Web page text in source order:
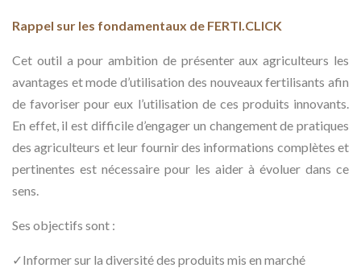
Rappel sur les fondamentaux de FERTI.CLICK
Cet outil a pour ambition de présenter aux agriculteurs les
avantages et mode d’utilisation des nouveaux fertilisants afin
de favoriser pour eux l’utilisation de ces produits innovants.
En effet, il est difficile d’engager un changement de pratiques
des agriculteurs et leur fournir des informations complètes et
pertinentes est nécessaire pour les aider à évoluer dans ce
sens.
Ses objectifs sont :
✓Informer sur la diversité des produits mis en marché